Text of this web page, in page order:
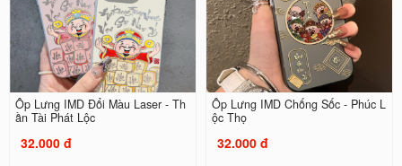
Ốp Lưng IMD Đổi Màu Laser - Th
ần Tài Phát Lộc
32.000 đ
Ốp Lưng IMD Chống Sốc - Phúc L
ộc Thọ
32.000 đ